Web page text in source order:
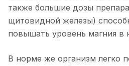
также большие дозы
щитовидной железы)
повышать уровень магния в
В норме же организм легко